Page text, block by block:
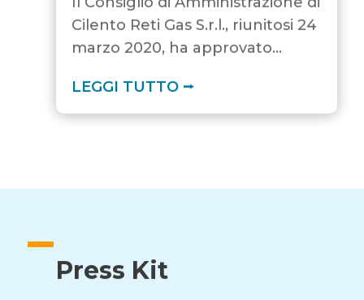
Cilento Reti Gas S.r.l., riunitosi 24
marzo 2020, ha approvato...
LEGGI TUTTO ⭢
Press Kit